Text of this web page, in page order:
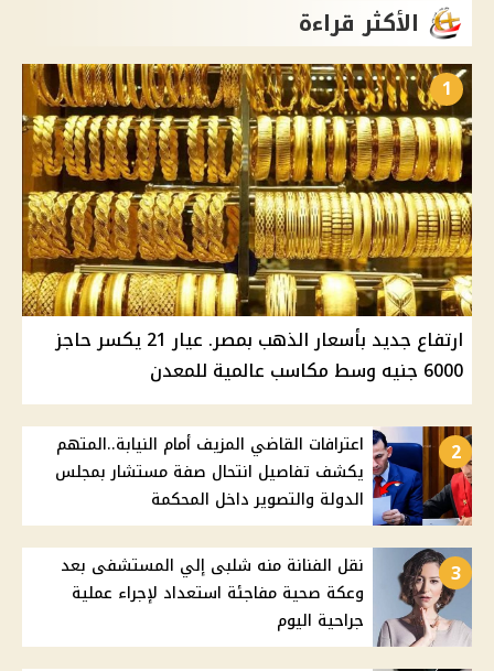
الأكثر قراءة
1
ارتفاع جديد بأسعار الذهب بمصر. عيار 21 يكسر حاجز
6000 جنيه وسط مكاسب عالمية للمعدن
2
اعترافات القاضي المزيف أمام النيابة..المتهم
يكشف تفاصيل انتحال صفة مستشار بمجلس
الدولة والتصوير داخل المحكمة
3
نقل الفنانة منه شلبى إلي المستشفى بعد
وعكة صحية مفاجئة استعداد لإجراء عملية
جراحية اليوم